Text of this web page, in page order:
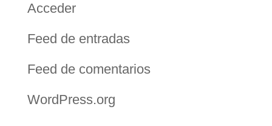
Acceder
Feed de entradas
Feed de comentarios
WordPress.org